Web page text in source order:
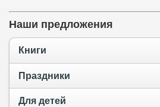
Наши предложения
Книги
Праздники
Для детей